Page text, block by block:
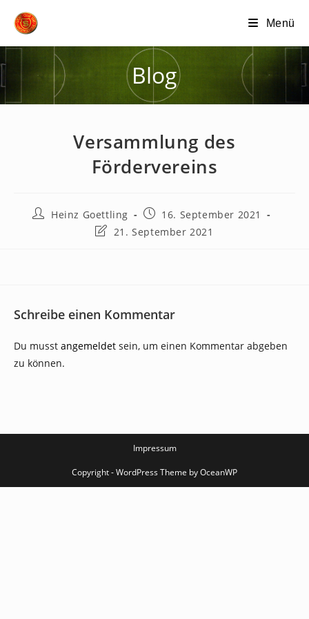
Inhalt
Menü
Blog
Versammlung des
Fördervereins
Beitrags-
Heinz Goettling
Beitrag
veröffentlicht:
16. September 2021
Beitrag21. September 2021
Schreibe einen Kommentar
Du musst angemeldet sein, um einen Kommentar abgeben
zu können.
Impressum
Copyright - WordPress Theme by OceanWP